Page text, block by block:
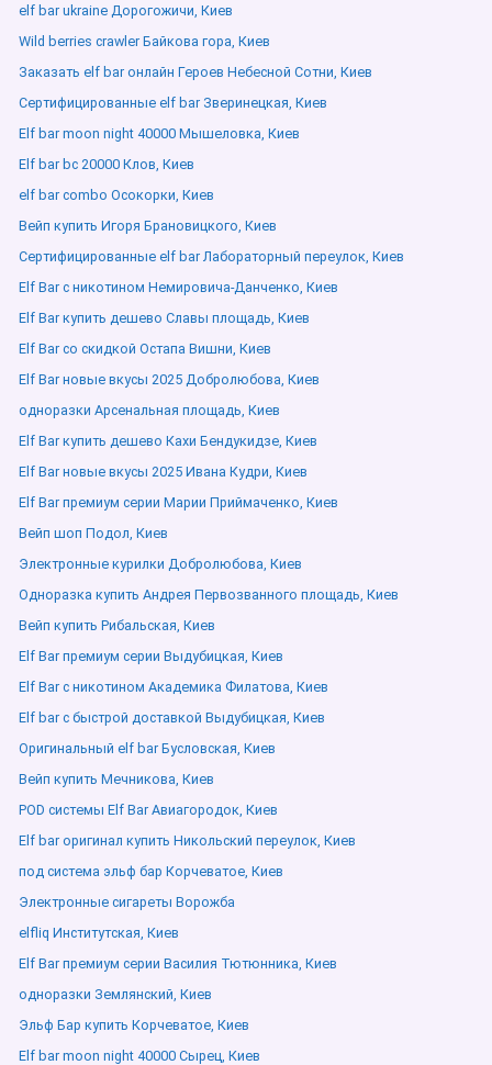
elf bar ukraine Дорогожичи, Киев
Wild berries crawler Байкова гора, Киев
Заказать elf bar онлайн Героев Небесной Сотни, Киев
Сертифицированные elf bar Зверинецкая, Киев
Elf bar moon night 40000 Мышеловка, Киев
Elf bar bc 20000 Клов, Киев
elf bar combo Осокорки, Киев
Вейп купить Игоря Брановицкого, Киев
Сертифицированные elf bar Лабораторный переулок, Киев
Elf Bar с никотином Немировича-Данченко, Киев
Elf Bar купить дешево Славы площадь, Киев
Elf Bar со скидкой Остапа Вишни, Киев
Elf Bar новые вкусы 2025 Добролюбова, Киев
одноразки Арсенальная площадь, Киев
Elf Bar купить дешево Кахи Бендукидзе, Киев
Elf Bar новые вкусы 2025 Ивана Кудри, Киев
Elf Bar премиум серии Марии Приймаченко, Киев
Вейп шоп Подол, Киев
Электронные курилки Добролюбова, Киев
Одноразка купить Андрея Первозванного площадь, Киев
Вейп купить Рибальская, Киев
Elf Bar премиум серии Выдубицкая, Киев
Elf Bar с никотином Академика Филатова, Киев
Elf bar с быстрой доставкой Выдубицкая, Киев
Оригинальный elf bar Бусловская, Киев
Вейп купить Мечникова, Киев
POD системы Elf Bar Авиагородок, Киев
Elf bar оригинал купить Никольский переулок, Киев
под система эльф бар Корчеватое, Киев
Электронные сигареты Ворожба
elfliq Институтская, Киев
Elf Bar премиум серии Василия Тютюнника, Киев
одноразки Землянский, Киев
Эльф Бар купить Корчеватое, Киев
Elf bar moon night 40000 Сырец, Киев